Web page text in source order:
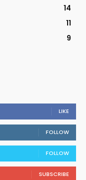
14
11
9
LIKE
FOLLOW
FOLLOW
SUBSCRIBE